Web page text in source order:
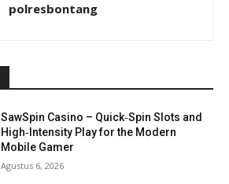
polresbontang
SawSpin Casino – Quick‑Spin Slots and
High‑Intensity Play for the Modern
Mobile Gamer
Agustus 6, 2026